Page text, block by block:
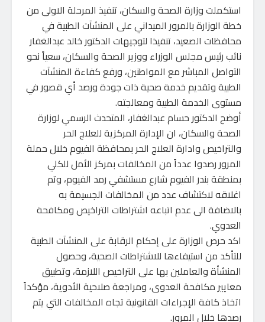
استكملت وزارة الصحة والسكان، تنفيذ المرحلة الاولى من
خطة الوزارة بالمرور الميداني على المنشآت الطبية في
محافظات الصعيد، تنفيذا لتوجيهات الدكتور خالد عبدالغفار
نائب رئيس مجلس الوزراء ووزير الصحة والسكان، سعياً نحو
التواصل المباشر مع المواطنين، ورفع كفاءة المنشآت
الطبية وتقديم خدمة صحية ذات جودة ورصد أي قصور في
مستوى الخدمة الطبية ومعالجته.
أوضح الدكتور حسام عبدالغفار، المتحدث الرسمي لوزارة
الصحة والسكان، ان الإدارة المركزية للعلاج الحر
والتراخيص وادارة العلاج الحر بمحافظة الفيوم خلال حملة
المرور رصدوا عدداً من المخالفات بمركز الأمل للكلي
بمنطقة بندر الفيوم شارع مستشفي رمد الفيوم، وتم
اغلاقه لاكتشاف عدد من المخالفات الجسيمة به
بالاضافة الى عدم اتباعه اشتراطات التراخيص ومكافحة
العدوي.
اكد حرص الوزارة على إحكام الرقابة على المنشآت الطبية
للتأكد من استيفاءها للاشتراطات الصحية، وحصول
المنشأة والعاملين بها على التراخيص اللازمة، وتطبيق
معايير مكافحة العدوى، ومراجعة صلاحية الأدوية، مؤكداً
اتخاذ كافة الإجراءات القانونية تجاه المخالفات التي يتم
رصدها خلال المرور.